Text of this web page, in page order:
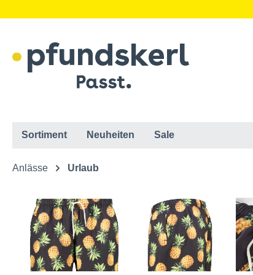
Sortiment Neuheiten Sale
Anlässe Urlaub